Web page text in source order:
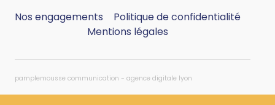
Nos engagements
Politique de confidentialité
Mentions légales
pamplemousse communication - agence digitale lyon